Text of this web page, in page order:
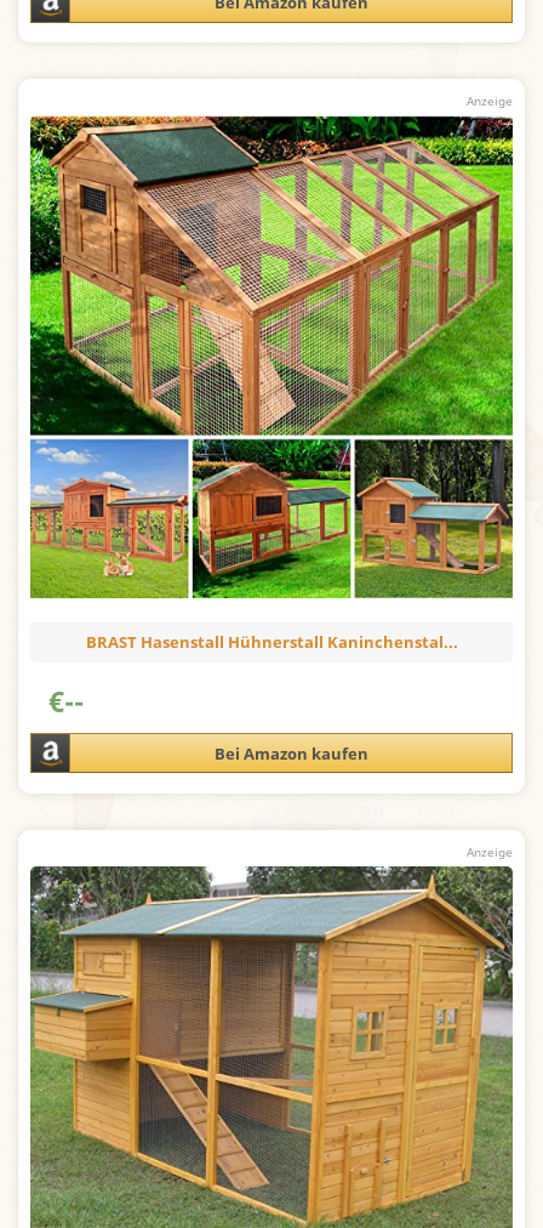
BRAST Hasenstall Hühnerstall Kaninchenstal...
€--
Bei Amazon kaufen